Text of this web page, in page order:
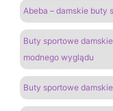
Abeba – damskie buty
Buty sportowe
modnego wyglądu
Buty sportowe